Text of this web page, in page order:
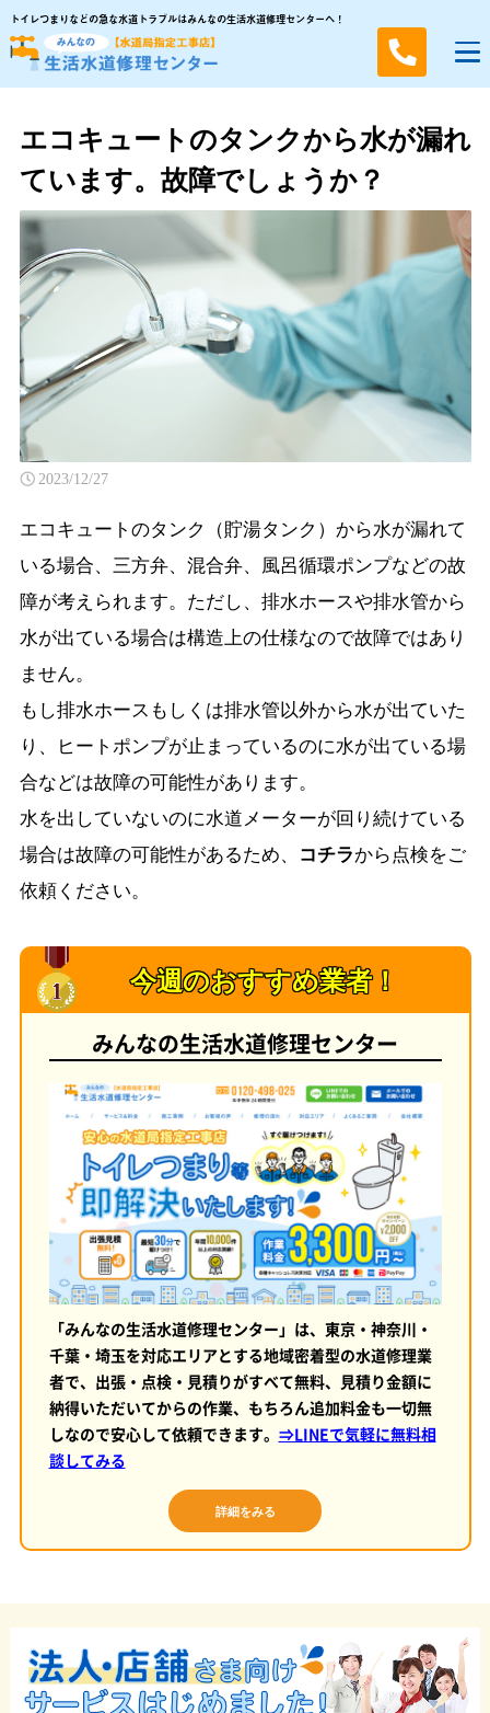
トイレつまりなどの急な水道トラブルはみんなの生活水道修理センターへ！
エコキュートのタンクから水が漏れ
ています。故障でしょうか？
2023/12/27
エコキュートのタンク（貯湯タンク）から水が漏れて
いる場合、三方弁、混合弁、風呂循環ポンプなどの故
障が考えられます。ただし、排水ホースや排水管から
水が出ている場合は構造上の仕様なので故障ではあり
ません。
もし排水ホースもしくは排水管以外から水が出ていた
り、ヒートポンプが止まっているのに水が出ている場
合などは故障の可能性があります。
水を出していないのに水道メーターが回り続けている
場合は故障の可能性があるため、
コチラから点検をご
依頼ください。
今週のおすすめ業者！
みんなの生活水道修理センター
「みんなの生活水道修理センター」は、東京・神奈川・
千葉・埼玉を対応エリアとする地域密着型の水道修理業
者で、出張・点検・見積りがすべて無料、見積り金額に
納得いただいてからの作業、もちろん追加料金も一切無
しなので安心して依頼できます。 ⇒LINEで気軽に無料相
談してみる
詳細をみる